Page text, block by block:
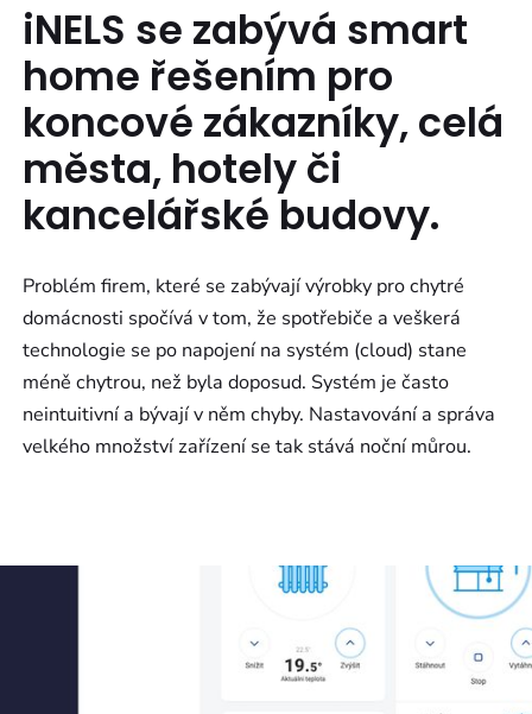
iNELS se zabývá smart
home řešením pro
koncové zákazníky, celá
města, hotely či
kancelářské budovy.
Problém firem, které se zabývají výrobky pro chytré
domácnosti spočívá v tom, že spotřebiče a veškerá
technologie se po napojení na systém (cloud) stane
méně chytrou, než byla doposud. Systém je často
neintuitivní a bývají v něm chyby. Nastavování a správa
velkého množství zařízení se tak stává noční můrou.